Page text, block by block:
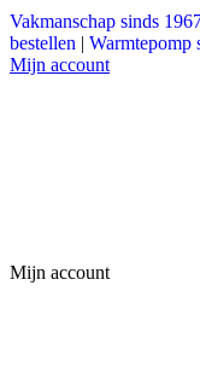
Vakmanschap sinds
bestellen | Warmtepomp
Mijn account
Mijn account